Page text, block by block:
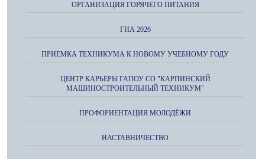
ОРГАНИЗАЦИЯ ГОРЯЧЕГО ПИТАНИЯ
ГИА 2026
ПРИЕМКА ТЕХНИКУМА К НОВОМУ УЧЕБНОМУ ГОДУ
ЦЕНТР КАРЬЕРЫ ГАПОУ СО "КАРПИНСКИЙ
МАШИНОСТРОИТЕЛЬНЫЙ ТЕХНИКУМ"
ПРОФОРИЕНТАЦИЯ МОЛОДЁЖИ
НАСТАВНИЧЕСТВО